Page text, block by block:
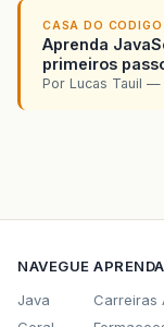
CASA DO CODIGO
Aprenda
primeiros
Por Lucas Tauil
NAVEGUE
Java
APRENDA
Carreiras